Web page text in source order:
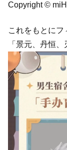
Copyright ©
これをもとにフ
「景元、丹恒